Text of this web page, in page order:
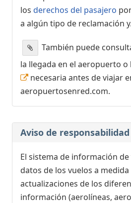
los derechos del pasajero
a algún tipo de reclamación
También puede
la llegada en el aeropuerto o
necesaria antes de viajar
aeropuertosenred.com.
Aviso de responsabilidad
El sistema de información
datos de los vuelos a
actualizaciones de los
información (aerolíneas,